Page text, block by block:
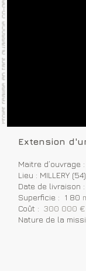
Extension
Maitre d’ouvrage :
Lieu : MILLERY (54)
Date de livraison :
Superficie : 1 80
Coût : 300 000 €
Nature de la